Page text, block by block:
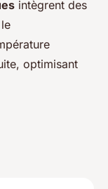
intègrent des
optimisant